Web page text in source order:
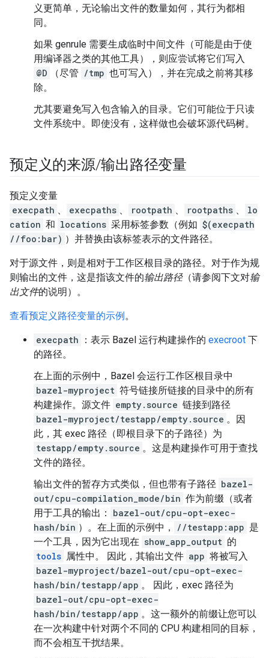
义更简单，无论输出文件的数量如何，其行为都相
同。
如果 genrule 需要生成临时中间文件（可能是由于使
用编译器之类的其他工具），则应尝试将它们写入
@D
（尽管 /tmp 也可写入），并在完成之前将其移
除。
尤其要避免写入包含输入的目录。它们可能位于只读
文件系统中。即使没有，这样做也会破坏源代码树。
预定义的来源/输出路径变量
预定义变量
execpath 、 execpaths 、 rootpath 、 rootpaths 、
lo
cation 和 locations 采用标签参数（例如 $(execpath
//foo:bar) ）并替换由该标签表示的文件路径。
对于源文件，则是相对于工作区根目录的路径。对于作为规
则输出的文件，这是指该文件的输出路径（请参阅下文对输
出文件的说明）。
查看预定义路径变量的示例。
execpath ：表示 Bazel 运行构建操作的 execroot 下
的路径。
在上面的示例中，Bazel 会运行工作区根目录中
bazel-myproject 符号链接所链接的目录中的所有
构建操作。源文件 empty.source 链接到路径
bazel-myproject/testapp/empty.source 。因
此，其 exec 路径（即根目录下的子路径）为
testapp/empty.source 。这是构建操作可用于查找
文件的路径。
输出文件的暂存方式类似，但也带有子路径 bazel-
out/cpu-compilation_mode/bin 作为前缀（或者
用于工具的输出：
bazel-out/cpu-opt-exec-
hash/bin ）。在上面的示例中， //testapp:app 是
一个工具，因为它出现在 show_app_output 的
tools 属性中。 因此，其输出文件 app 将被写入
bazel-myproject/bazel-out/cpu-opt-exec-
hash/bin/testapp/app 。 因此，exec 路径为
bazel-out/cpu-opt-exec-
hash/bin/testapp/app 。这一额外的前缀让您可以
在一次构建中针对两个不同的 CPU 构建相同的目标，
而不会相互干扰结果。